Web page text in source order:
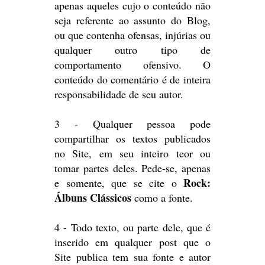
apenas aqueles cujo o conteúdo não
seja referente ao assunto do Blog,
ou que contenha ofensas, injúrias ou
qualquer outro tipo de
comportamento ofensivo. O
conteúdo do comentário é de inteira
responsabilidade de seu autor.
3 - Qualquer pessoa pode
compartilhar os textos publicados
no Site, em seu inteiro teor ou
tomar partes deles. Pede-se, apenas
e somente, que se cite o Rock:
Álbuns Clássicos como a fonte.
4 - Todo texto, ou parte dele, que é
inserido em qualquer post que o
Site publica tem sua fonte e autor